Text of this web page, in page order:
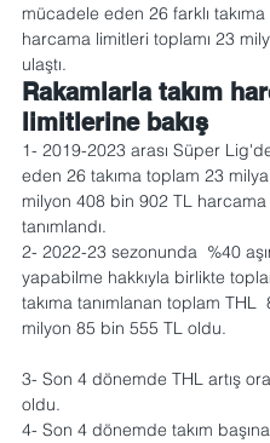
mücadele eden 26 farklı takıma
harcama limitleri toplamı 23
ulaştı.
Rakamlarla takım
limitlerine bakış
1- 2019-2023 arası Süper
eden 26 takıma toplam 23
milyon 408 bin 902 TL harcama
tanımlandı.
2- 2022-23 sezonunda  %40
yapabilme hakkıyla birlikte
takıma tanımlanan toplam THL
milyon 85 bin 555 TL oldu.
3- Son 4 dönemde THL artış
oldu.
4- Son 4 dönemde takım